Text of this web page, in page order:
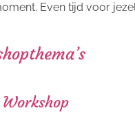
Even tijd voor